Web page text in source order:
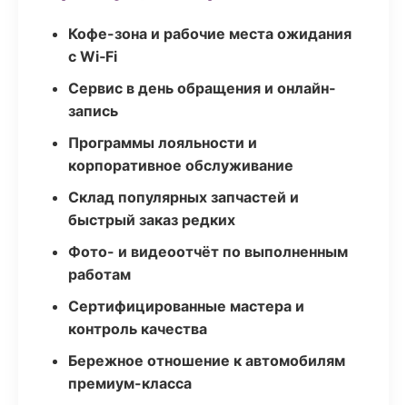
Кофе-зона и рабочие места ожидания
с Wi‑Fi
Сервис в день обращения и онлайн-
запись
Программы лояльности и
корпоративное обслуживание
Склад популярных запчастей и
быстрый заказ редких
Фото- и видеоотчёт по выполненным
работам
Сертифицированные мастера и
контроль качества
Бережное отношение к автомобилям
премиум-класса